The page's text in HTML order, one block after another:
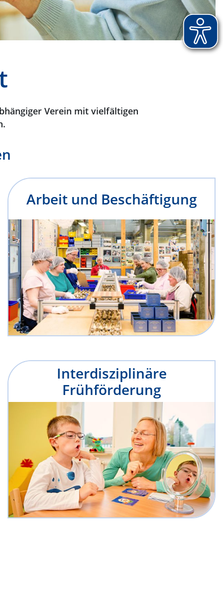
Verein mit vielfältigen
Arbeit und Beschäftigung
Interdisziplinäre
Frühförderung